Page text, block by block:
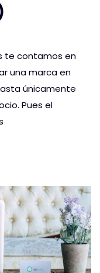
te contamos en
una marca en
únicamente
Pues el